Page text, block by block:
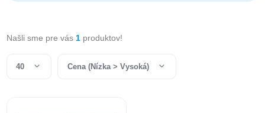
Našli sme pre vás 1produktov!
40 Cena (Nízka > Vysoká)